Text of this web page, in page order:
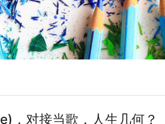
，对接当歌，人生几何？